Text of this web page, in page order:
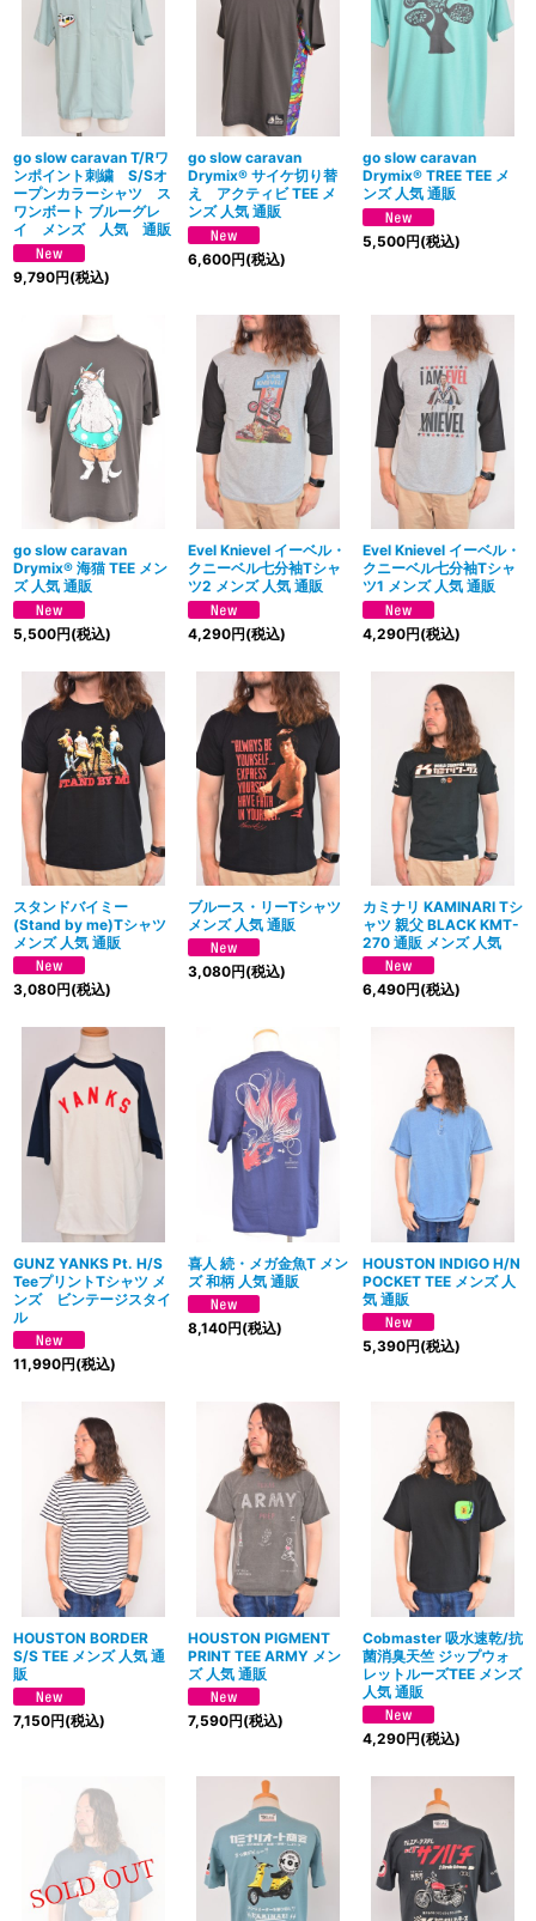
go slow caravan T/Rワ
ンポイント刺繍 S/Sオ
ープンカラーシャツ ス
ワンボート ブルーグレ
イ メンズ 人気 通販
9,790円(税込)
go slow caravan
Drymix® サイケ切り替
え アクティビ TEE メ
ンズ 人気 通販
6,600円(税込)
go slow caravan
Drymix® TREE TEE メ
ンズ 人気 通販
5,500円(税込)
go slow caravan
Drymix® 海猫 TEE メン
ズ 人気 通販
5,500円(税込)
Evel Knievel イーベル・
クニーベル七分袖Tシャ
ツ2 メンズ 人気 通販
4,290円(税込)
Evel Knievel イーベル・
クニーベル七分袖Tシャ
ツ1 メンズ 人気 通販
4,290円(税込)
スタンドバイミー
(Stand by me)Tシャツ
メンズ 人気 通販
3,080円(税込)
ブルース・リーTシャツ
メンズ 人気 通販
3,080円(税込)
カミナリ KAMINARI Tシ
ャツ 親父 BLACK KMT-
270 通販 メンズ 人気
6,490円(税込)
GUNZ YANKS Pt. H/S
TeeプリントTシャツ メ
ンズ ビンテージスタイ
ル
11,990円(税込)
喜人 続・メガ金魚T メン
ズ 和柄 人気 通販
8,140円(税込)
HOUSTON INDIGO H/N
POCKET TEE メンズ 人
気 通販
5,390円(税込)
HOUSTON BORDER
S/S TEE メンズ 人気 通
販
7,150円(税込)
HOUSTON PIGMENT
PRINT TEE ARMY メン
ズ 人気 通販
7,590円(税込)
Cobmaster 吸水速乾/抗
菌消臭天竺 ジップウォ
レットルーズTEE メンズ
人気 通販
4,290円(税込)